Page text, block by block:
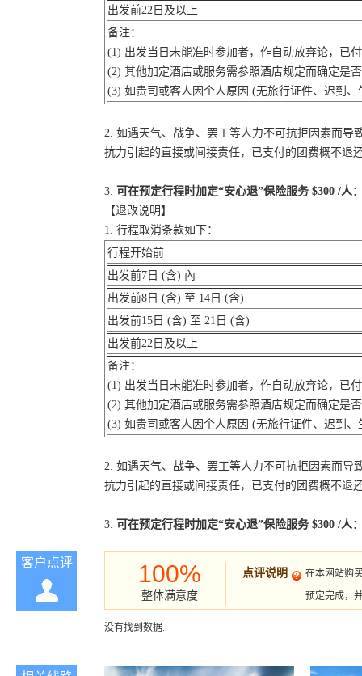
出发前22日及以上
备注：
(1) 出发当日未能准时参加者，作自动放弃论，已
(2) 其他加定酒店或服务需参照酒店规定而确定是
(3) 如贵司或客人因个人原因 (无旅行证件、迟到
2. 如遇天气、战争、罢工等人力不可抗拒因素而
抗力引起的直接或间接责任，已支付的团费概不退
3. 可在预定行程时加定“安心退”保险服务 $300 /人
【退改说明】
1. 行程取消条款如下：
行程开始前
出发前7日 (含) 內
出发前8日 (含) 至 14日 (含)
出发前15日 (含) 至 21日 (含)
出发前22日及以上
备注：
(1) 出发当日未能准时参加者，作自动放弃论，已
(2) 其他加定酒店或服务需参照酒店规定而确定是
(3) 如贵司或客人因个人原因 (无旅行证件、迟到
2. 如遇天气、战争、罢工等人力不可抗拒因素而
抗力引起的直接或间接责任，已支付的团费概不退
3. 可在预定行程时加定“安心退”保险服务 $300 /人
客户点评 100%
整体满意度
点评说明
在本网站购
预定完成，
没有找到数据.